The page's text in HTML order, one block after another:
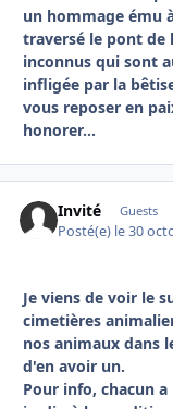
un hommage ému
traversé le pont de
inconnus qui sont
infligée par la
vous reposer en
honorer...
Invité Guests
Posté(e) le 30
Je viens de voir le
cimetières
nos animaux dans
d'en avoir un.
Pour info, chacun